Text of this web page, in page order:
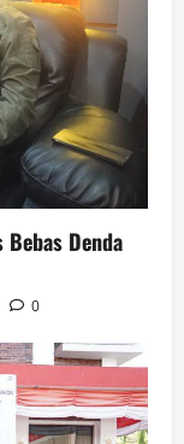
Denda
0